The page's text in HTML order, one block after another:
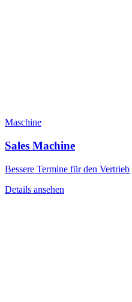
Maschine
Sales Machine
Bessere Termine für den Vertrieb
Details ansehen